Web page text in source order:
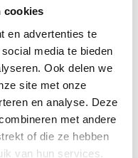
cookies
en advertenties te
media te bieden
Ook delen we
site met onze
en analyse. Deze
met andere
of die ze hebben
van hun services.
en Nederland.*
bij ons op!